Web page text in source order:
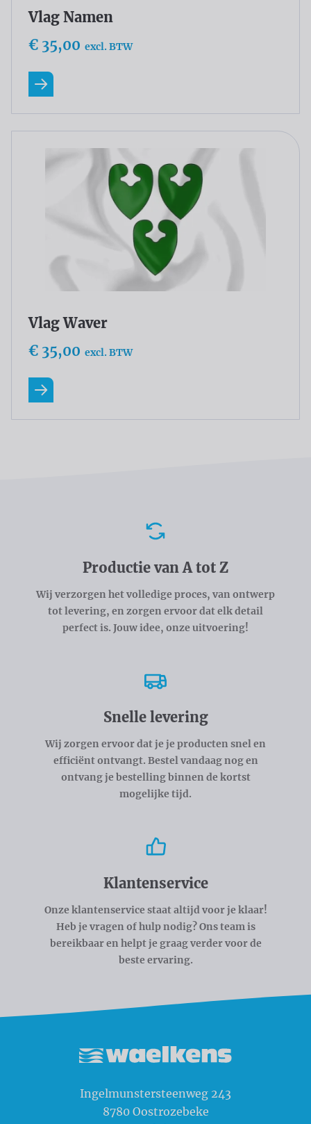
Vlag Namen
€ 35,00 excl. BTW
Lees meer
Vlag Waver
€ 35,00 excl. BTW
Lees meer
Productie van A tot Z
Wij verzorgen het volledige proces, van ontwerp
tot levering, en zorgen ervoor dat elk detail
perfect is. Jouw idee, onze uitvoering!
Snelle levering
Wij zorgen ervoor dat je je producten snel en
efficiënt ontvangt. Bestel vandaag nog en
ontvang je bestelling binnen de kortst
mogelijke tijd.
Klantenservice
Onze klantenservice staat altijd voor je klaar!
Heb je vragen of hulp nodig? Ons team is
bereikbaar en helpt je graag verder voor de
beste ervaring.
Ingelmunstersteenweg 243
8780 Oostrozebeke